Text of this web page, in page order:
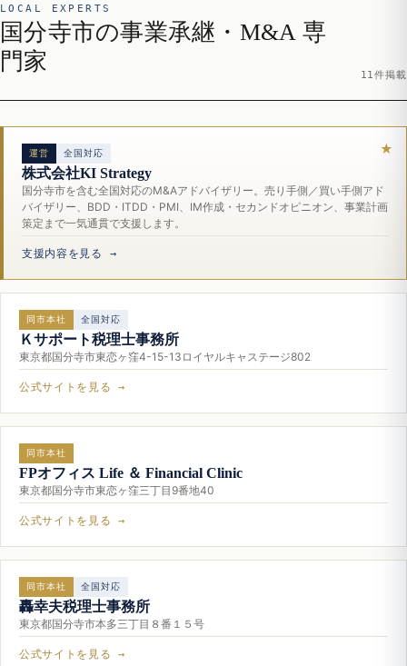
LOCAL EXPERTS
国分寺市の事業承継・M&A 専
門家
11件掲載
運営 全国対応
株式会社KI Strategy
国分寺市を含む全国対応のM&Aアドバイザリー。売り手側／買い手側アド
バイザリー、BDD・ITDD・PMI、IM作成・セカンドオピニオン、事業計画
策定まで一気通貫で支援します。
支援内容を見る →
同市本社 全国対応
Ｋサポート税理士事務所
東京都国分寺市東恋ヶ窪4-15-13ロイヤルキャステージ802
公式サイトを見る →
同市本社
FPオフィス Life ＆ Financial Clinic
東京都国分寺市東恋ヶ窪三丁目9番地40
公式サイトを見る →
同市本社 全国対応
轟幸夫税理士事務所
東京都国分寺市本多三丁目８番１５号
公式サイトを見る →